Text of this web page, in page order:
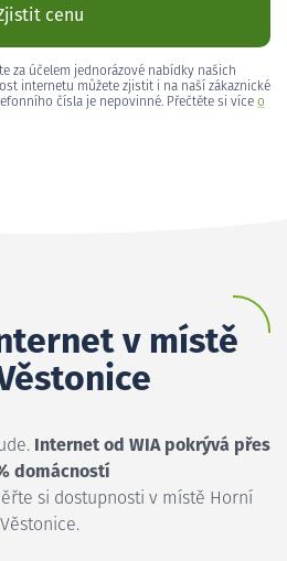
cenu
za účelem jednorázové nabídky našich
internetu můžete zjistit i na naší zákaznické
čísla je nepovinné. Přečtěte si více o
v místě
Internet od WIA pokrývá přes
domácností
si dostupnosti v místě Horní
Věstonice.